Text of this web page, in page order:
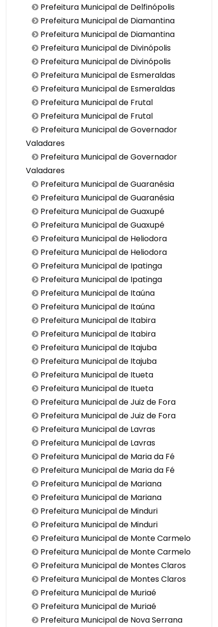
Prefeitura Municipal de Delfinópolis
Prefeitura Municipal de Diamantina
Prefeitura Municipal de Diamantina
Prefeitura Municipal de Divinópolis
Prefeitura Municipal de Divinópolis
Prefeitura Municipal de Esmeraldas
Prefeitura Municipal de Esmeraldas
Prefeitura Municipal de Frutal
Prefeitura Municipal de Frutal
Prefeitura Municipal de Governador
Valadares
Prefeitura Municipal de Governador
Valadares
Prefeitura Municipal de Guaranésia
Prefeitura Municipal de Guaranésia
Prefeitura Municipal de Guaxupé
Prefeitura Municipal de Guaxupé
Prefeitura Municipal de Heliodora
Prefeitura Municipal de Heliodora
Prefeitura Municipal de Ipatinga
Prefeitura Municipal de Ipatinga
Prefeitura Municipal de Itaúna
Prefeitura Municipal de Itaúna
Prefeitura Municipal de Itabira
Prefeitura Municipal de Itabira
Prefeitura Municipal de Itajuba
Prefeitura Municipal de Itajuba
Prefeitura Municipal de Itueta
Prefeitura Municipal de Itueta
Prefeitura Municipal de Juiz de Fora
Prefeitura Municipal de Juiz de Fora
Prefeitura Municipal de Lavras
Prefeitura Municipal de Lavras
Prefeitura Municipal de Maria da Fé
Prefeitura Municipal de Maria da Fé
Prefeitura Municipal de Mariana
Prefeitura Municipal de Mariana
Prefeitura Municipal de Minduri
Prefeitura Municipal de Minduri
Prefeitura Municipal de Monte Carmelo
Prefeitura Municipal de Monte Carmelo
Prefeitura Municipal de Montes Claros
Prefeitura Municipal de Montes Claros
Prefeitura Municipal de Muriaé
Prefeitura Municipal de Muriaé
Prefeitura Municipal de Nova Serrana